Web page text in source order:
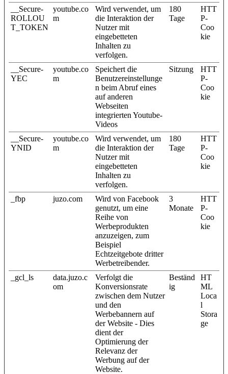
__Secure-
ROLLOU
T_TOKEN
youtube.co
m
Wird verwendet, um
die Interaktion der
Nutzer mit
eingebetteten
Inhalten zu
verfolgen.
180
Tage
HTT
P-
Coo
kie
__Secure-
YEC
youtube.co
m
Speichert die
Benutzereinstellunge
n beim Abruf eines
auf anderen
Webseiten
integrierten Youtube-
Videos
Sitzung
HTT
P-
Coo
kie
__Secure-
YNID
youtube.co
m
Wird verwendet, um
die Interaktion der
Nutzer mit
eingebetteten
Inhalten zu
verfolgen.
180
Tage
HTT
P-
Coo
kie
_fbp juzo.com
Wird von Facebook
genutzt, um eine
Reihe von
Werbeprodukten
anzuzeigen, zum
Beispiel
Echtzeitgebote dritter
Werbetreibender.
3
Monate
HTT
P-
Coo
kie
_gcl_ls
data.juzo.c
om
Verfolgt die
Konversionsrate
zwischen dem Nutzer
und den
Werbebannern auf
der Website - Dies
dient der
Optimierung der
Relevanz der
Werbung auf der
Website.
Beständ
ig
HT
ML
Loca
l
Stora
ge